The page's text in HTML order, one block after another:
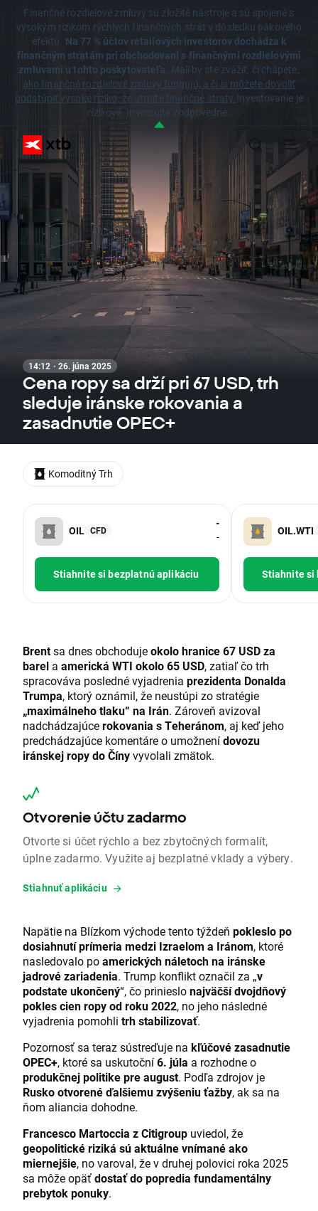
Finančné rozdielové zmluvy sú zložité nástroje a sú spojené s
vysokým rizikom rýchlych finančných strát v dôsledku pákového
efektu. Na 77 % účtov retailových investorov dochádza k
finančným stratám pri obchodovaní s finančnými rozdielovými
zmluvami u tohto poskytovateľa. Mali by ste zvážiť, či chápete,
ako finančné rozdielové zmluvy fungujú, a či si môžete dovoliť
podstúpiť vysoké riziko, že utrpíte finančné straty.Investovanie je
rizikové. Investujte zodpovedne.
14:12 · 26. júna 2025
Cena ropy sa drží pri 67 USD, trh
sleduje iránske rokovania a
zasadnutie OPEC+
OIL CFD
-
-
Stiahnite si bezplatnú aplikáciu
OIL.WTI
Stiahnite si
Brentsa dnes obchodujeokolo hranice 67 USD za
barel a americká WTI okolo 65 USD, zatiaľ čo trh
spracováva posledné vyjadrenia prezidenta Donalda
Trumpa, ktorý oznámil, že neustúpi zo stratégie
„maximálneho tlaku“ na Irán. Zároveň avizoval
nadchádzajúcerokovania s Teheránom, aj keď jeho
predchádzajúce komentáre o umožnenídovozu
iránskej ropy do Čínyvyvolali zmätok.
Otvorenie účtu zadarmo
Otvorte si účet rýchlo a bez zbytočných formalít,
úplne zadarmo. Využite aj bezplatné vklady a výbery.
Stiahnuť aplikáciu
Napätie na Blízkom východe tento týždeň pokleslo po
dosiahnutí prímeria medzi Izraelom a Iránom, ktoré
nasledovalo poamerických náletoch na iránske
jadrové zariadenia. Trump konflikt označil za „v
podstate ukončený“, čo prinieslonajväčší dvojdňový
pokles cien ropy od roku 2022, no jeho následné
vyjadrenia pomohli trh stabilizovať.
Pozornosť sa teraz sústreďuje na kľúčové zasadnutie
OPEC+, ktoré sa uskutoční6. júla a rozhodne o
produkčnej politike pre august. Podľa zdrojov je
Rusko otvorené ďalšiemu zvýšeniu ťažby, ak sa na
ňom aliancia dohodne.
Francesco Martoccia z Citigroup uviedol, že
geopolitické riziká sú aktuálne vnímané ako
miernejšie, no varoval, že v druhej polovici roka 2025
sa môže opäťdostať do popredia fundamentálny
prebytok ponuky.
Komoditný Trh